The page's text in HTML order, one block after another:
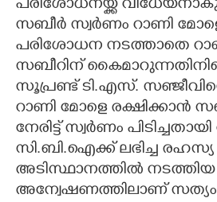
പരിശോധനയ്ക്ക്
സബീർ സ്വർണം റാണി
പരിശോധന നടത്താതെ
സബീറിന്
സൂപ്രണ്ട് ടി.എസ്.
റാണി മോളെ രക്ഷിക്കാൻ
നേരിട്ട് സ്വർണം
സി.ബി.ഐക്ക് ലഭിച്ച രഹസ്യ
അടിസ്ഥാനത്തിൽ നടത്തിയ
അന്വേഷണത്തിലാണ്